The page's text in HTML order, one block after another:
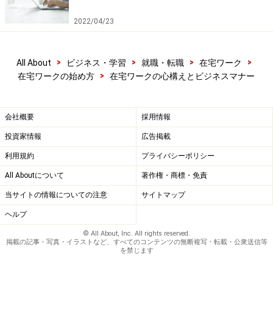
2022/04/23
All About > ビジネス・学習 > 就職・転職 > 在宅ワーク
>
在宅ワークの始め方
> 在宅ワークの心構えとビジネスマナー
会社概要 採用情報
投資家情報 広告掲載
利用規約 プライバシーポリシー
All Aboutについて 著作権・商標・免責
当サイトの情報についての注意 サイトマップ
ヘルプ
© All About, Inc. All rights reserved.
掲載の記事・写真・イラストなど、すべてのコンテンツの無断複写・転載・公衆送信等
を禁じます